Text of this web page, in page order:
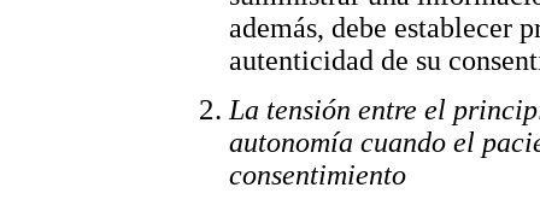
además, debe establecer
autenticidad de su
La tensión entre el
autonomía cuando el
consentimiento